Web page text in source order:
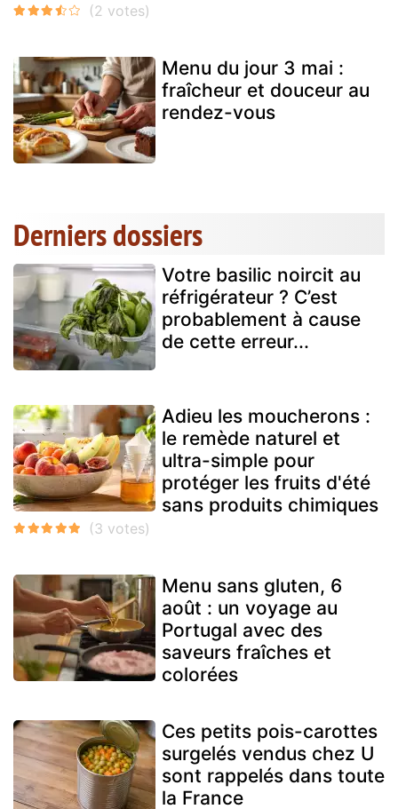
Menu du jour 3 mai :
fraîcheur et douceur au
rendez-vous
Derniers dossiers
Votre basilic noircit au
réfrigérateur ? C’est
probablement à cause
de cette erreur...
Adieu les moucherons :
le remède naturel et
ultra-simple pour
protéger les fruits d'été
sans produits chimiques
Menu sans gluten, 6
août : un voyage au
Portugal avec des
saveurs fraîches et
colorées
Ces petits pois-carottes
surgelés vendus chez U
sont rappelés dans toute
la France